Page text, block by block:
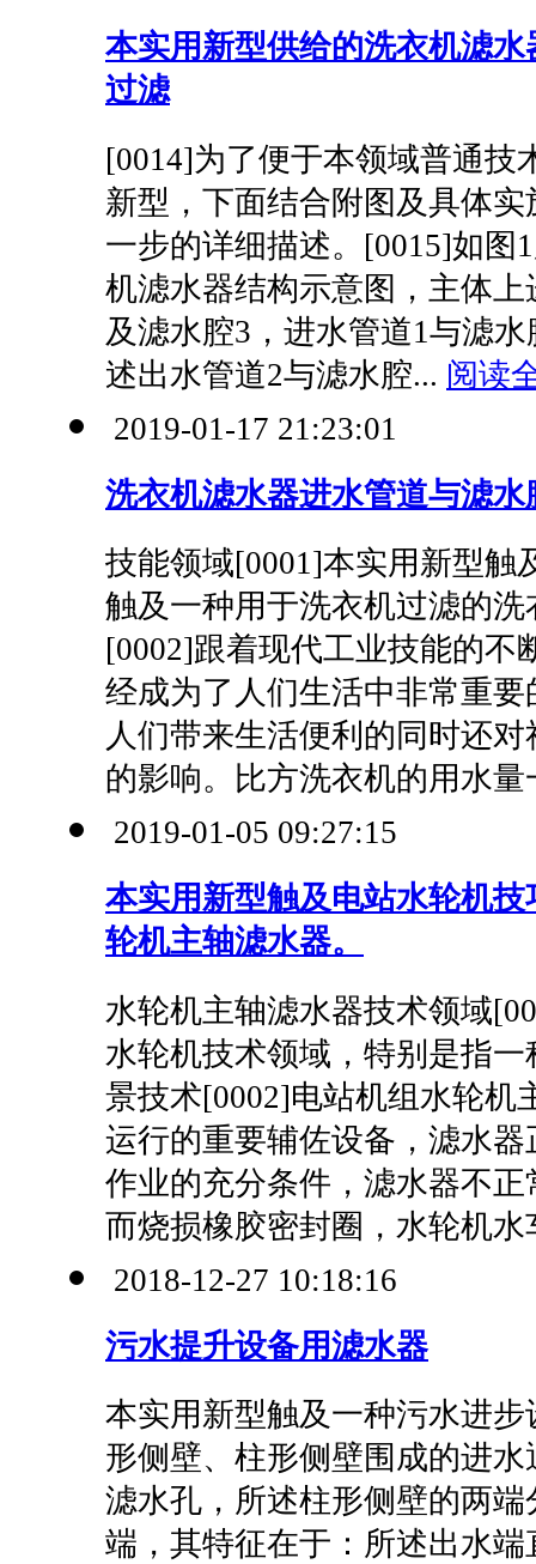
本实用新型供给的洗衣机滤
过滤
[0014]为了便于本领域普通技
新型，下面结合附图及具体
一步的详细描述。[0015]如图
机滤水器结构示意图，主体
及滤水腔3，进水管道1与滤
述出水管道2与滤水腔... 阅读
2019-01-17 21:23:01
洗衣机滤水器进水管道与滤
技能领域[0001]本实用新型触
触及一种用于洗衣机过滤的
[0002]跟着现代工业技能的不
经成为了人们生活中非常重
人们带来生活便利的同时还
的影响。比方洗衣机的用水
2019-01-05 09:27:15
本实用新型触及电站水轮机
轮机主轴滤水器。
水轮机主轴滤水器技术领域
水轮机技术领域，特别是指
景技术[0002]电站机组水轮机
运行的重要辅佐设备，滤水
作业的充分条件，滤水器不
而烧损橡胶密封圈，水轮机
2018-12-27 10:18:16
污水提升设备用滤水器
本实用新型触及一种污水进
形侧壁、柱形侧壁围成的进
滤水孔，所述柱形侧壁的两
端，其特征在于：所述出水